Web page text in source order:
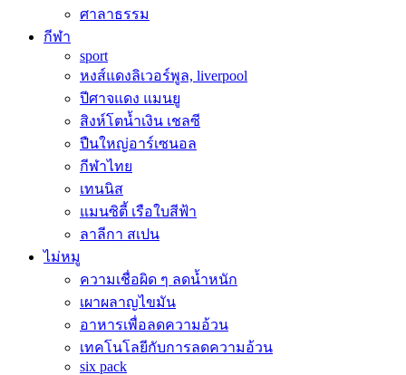
ศาลาธรรม
กีฬา
sport
หงส์แดงลิเวอร์พูล, liverpool
ปีศาจแดง แมนยู
สิงห์โตน้ำเงิน เชลซี
ปืนใหญ่อาร์เซนอล
กีฬาไทย
เทนนิส
แมนซิตี้ เรือใบสีฟ้า
ลาลีกา สเปน
ไม่หมู
ความเชื่อผิด ๆ ลดน้ำหนัก
เผาผลาญไขมัน
อาหารเพื่อลดความอ้วน
เทคโนโลยีกับการลดความอ้วน
six pack